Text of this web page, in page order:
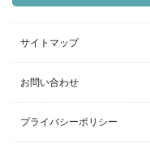
サイトマップ
お問い合わせ
プライバシーポリシー